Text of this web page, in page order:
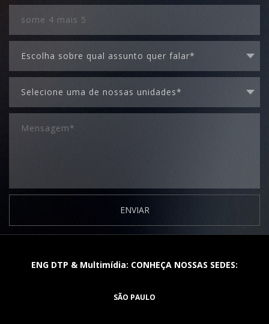
ENVIAR
ENG DTP & Multimídia: CONHEÇA NOSSAS SEDES:
SÃO PAULO